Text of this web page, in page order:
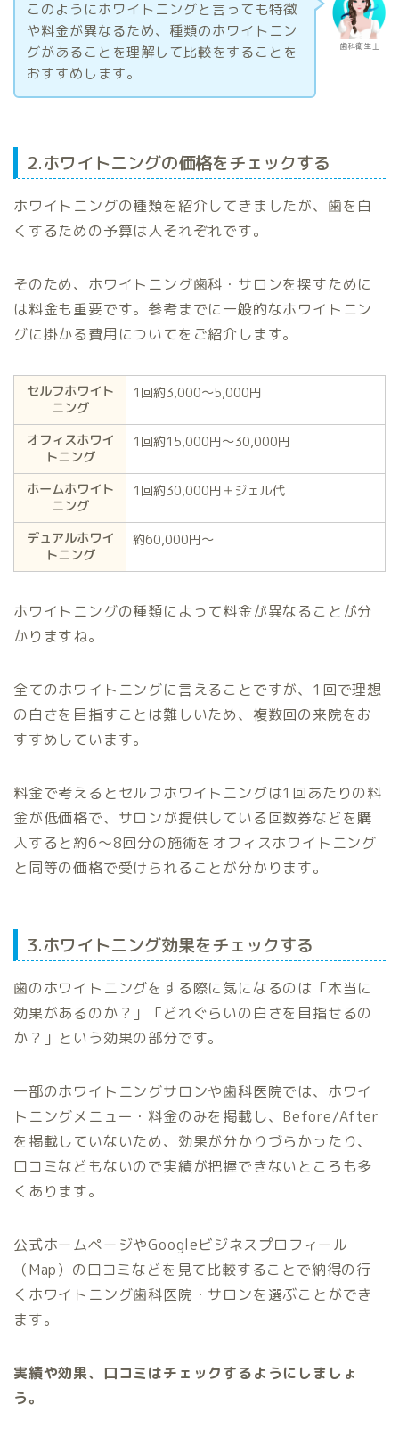
歯科衛生士
このようにホワイトニングと言っても特徴
や料金が異なるため、種類のホワイトニン
グがあることを理解して比較をすることを
おすすめします。
2.ホワイトニングの価格をチェックする
ホワイトニングの種類を紹介してきましたが、歯を白
くするための予算は人それぞれです。
そのため、ホワイトニング歯科・サロンを探すために
は料金も重要です。参考までに一般的なホワイトニン
グに掛かる費用についてをご紹介します。
セルフホワイト
ニング
1回約3,000〜5,000円
オフィスホワイ
トニング
1回約15,000円〜30,000円
ホームホワイト
ニング
1回約30,000円＋ジェル代
デュアルホワイ
トニング
約60,000円〜
ホワイトニングの種類によって料金が異なることが分
かりますね。
全てのホワイトニングに言えることですが、1回で理想
の白さを目指すことは難しいため、複数回の来院をお
すすめしています。
料金で考えるとセルフホワイトニングは1回あたりの料
金が低価格で、サロンが提供している回数券などを購
入すると約6〜8回分の施術をオフィスホワイトニング
と同等の価格で受けられることが分かります。
3.ホワイトニング効果をチェックする
歯のホワイトニングをする際に気になるのは「本当に
効果があるのか？」「どれぐらいの白さを目指せるの
か？」という効果の部分です。
一部のホワイトニングサロンや歯科医院では、ホワイ
トニングメニュー・料金のみを掲載し、Before/After
を掲載していないため、効果が分かりづらかったり、
口コミなどもないので実績が把握できないところも多
くあります。
公式ホームページやGoogleビジネスプロフィール
（Map）の口コミなどを見て比較することで納得の行
くホワイトニング歯科医院・サロンを選ぶことができ
ます。
実績や効果、口コミはチェックするようにしましょ
う。